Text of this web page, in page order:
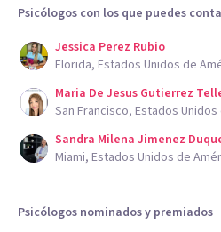
Psicólogos con los que puedes
Jessica Perez Rubio
Florida, Estados Unidos de
Maria De Jesus Gutierrez
San Francisco, Estados
Sandra Milena Jimenez
Miami, Estados Unidos de
Psicólogos nominados y premiados